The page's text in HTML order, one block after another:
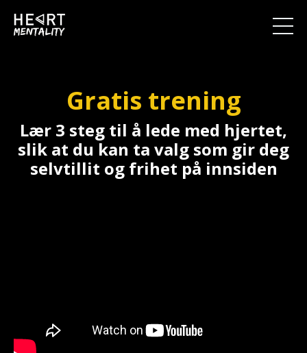
Gratis trening
Lær 3 steg til å lede med hjertet,
slik at du kan ta valg som gir deg
selvtillit og frihet på innsiden